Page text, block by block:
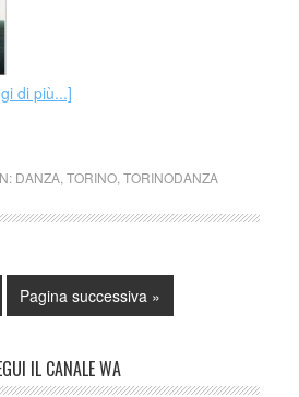
di più...]
DANZA, TORINO, TORINODANZA
Pagina successiva »
IL CANALE WA